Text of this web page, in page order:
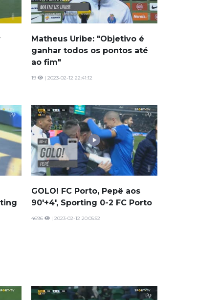
Matheus Uribe: "Objetivo é
ganhar todos os pontos até
ao fim"
19 | 2023-02-12 22:41:12
GOLO! FC Porto, Pepê aos
90'+4', Sporting 0-2 FC Porto
4696 | 2023-02-12 20:05:52